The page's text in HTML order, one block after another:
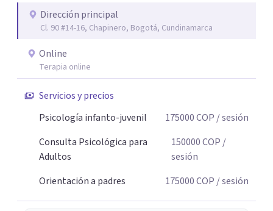
Dirección principal
Cl. 90 #14-16, Chapinero, Bogotá, Cundinamarca
Online
Terapia online
Servicios y precios
Psicología infanto-juvenil
175000COP / sesión
Consulta Psicológica para
Adultos
150000COP /
sesión
Orientación a padres
175000COP / sesión